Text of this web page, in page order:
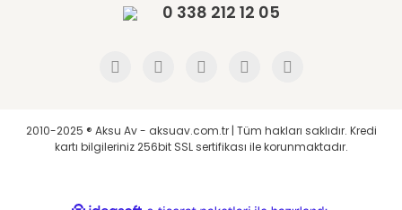
0 338 212 12 05
2010-2025 ® Aksu Av - aksuav.com.tr | Tüm hakları saklıdır. Kredi
kartı bilgileriniz 256bit SSL sertifikası ile korunmaktadır.